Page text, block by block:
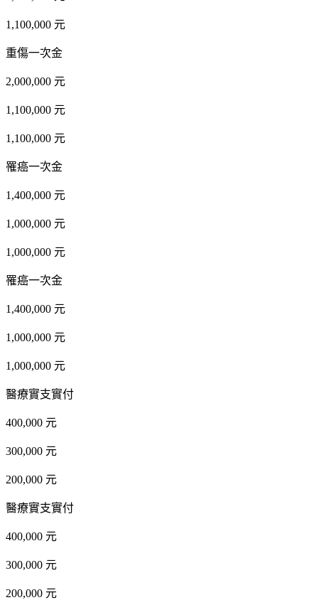
1,100,000 元
重傷一次金
2,000,000 元
1,100,000 元
1,100,000 元
罹癌一次金
1,400,000 元
1,000,000 元
1,000,000 元
罹癌一次金
1,400,000 元
1,000,000 元
1,000,000 元
醫療實支實付
400,000 元
300,000 元
200,000 元
醫療實支實付
400,000 元
300,000 元
200,000 元